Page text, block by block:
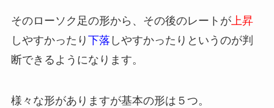
そのローソク足の形から、その後のレートが上昇
しやすかったり 下落 しやすかったりというのが判
断できるようになります。
様々な形がありますが基本の形は５つ。